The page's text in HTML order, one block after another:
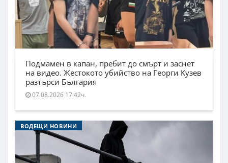
Подмамен в капан, пребит до смърт и заснет
на видео. Жестокото убийство на Георги Кузев
разтърси България
07.08.2026 17:42ч.
ВОДЕЩИ НОВИНИ